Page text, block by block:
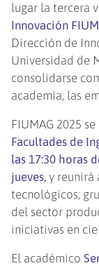
lugar la tercera
Innovación
Dirección de
Universidad de
consolidarse
academia, las
FIUMAG 2025
Facultades de
las 17:30 horas
jueves,y reunirá
tecnológicos,
del sector
iniciativas en
El académico